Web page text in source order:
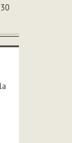
30